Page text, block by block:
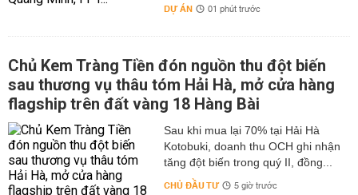
DỰ ÁN 01 phút trước
Chủ Kem Tràng Tiền đón nguồn thu đột biến
sau thương vụ thâu tóm Hải Hà, mở cửa hàng
flagship trên đất vàng 18 Hàng Bài
Sau khi mua lại 70% tại Hải Hà
Kotobuki, doanh thu OCH ghi nhận
tăng đột biến trong quý II, đồng...
CHỦ ĐẦU TƯ 5 giờ trước